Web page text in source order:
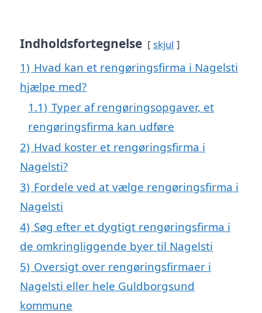
Indholdsfortegnelse skjul
1) Hvad kan et rengøringsfirma i Nagelsti
hjælpe med?
1.1) Typer af rengøringsopgaver, et
rengøringsfirma kan udføre
2) Hvad koster et rengøringsfirma i
Nagelsti?
3) Fordele ved at vælge rengøringsfirma i
Nagelsti
4) Søg efter et dygtigt rengøringsfirma i
de omkringliggende byer til Nagelsti
5) Oversigt over rengøringsfirmaer i
Nagelsti eller hele Guldborgsund
kommune